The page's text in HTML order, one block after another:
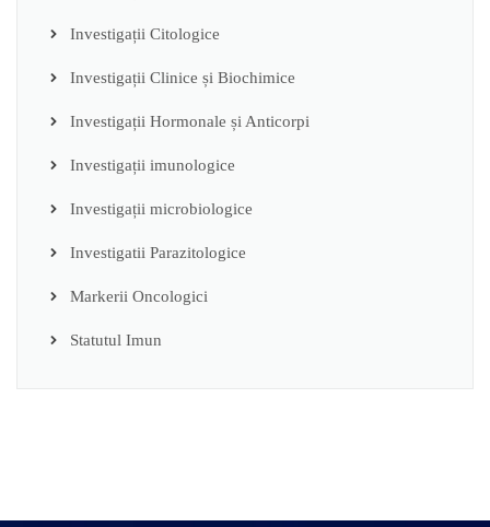
Investigații Citologice
Investigații Clinice și Biochimice
Investigații Hormonale și Anticorpi
Investigații imunologice
Investigații microbiologice
Investigatii Parazitologice
Markerii Oncologici
Statutul Imun